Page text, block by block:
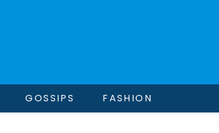
GOSSIPS FASHION